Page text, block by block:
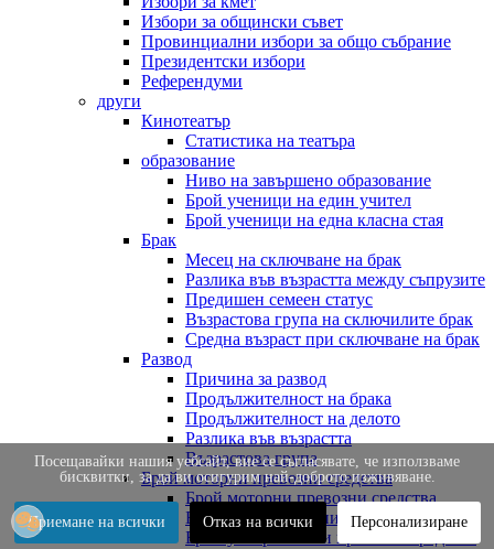
Избори за общински съвет
Провинциални избори за общо събрание
Президентски избори
Референдуми
други
Кинотеатър
Статистика на театъра
образование
Ниво на завършено образование
Брой ученици на един учител
Брой ученици на една класна стая
Брак
Месец на сключване на брак
Разлика във възрастта между съпрузите
Предишен семеен статус
Възрастова група на сключилите брак
Средна възраст при сключване на брак
Развод
Причина за развод
Продължителност на брака
Продължителност на делото
Разлика във възрастта
Възрастова група
Брой моторни превозни средства
Брой моторни превозни средства
Брой нови превозни средства
Брой употребявани превозни средства
Посещавайки нашия уебсайт, вие се съгласявате, че използваме
бисквитки, за да ви осигурим най-доброто изживяване.
Приемане на всички Отказ на всички Персонализиране